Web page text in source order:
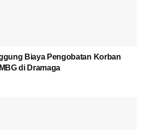
Biaya Pengobatan Korban
di Dramaga